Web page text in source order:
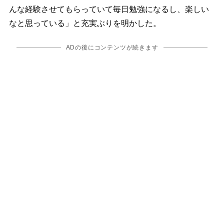
んな経験させてもらっていて毎日勉強になるし、楽しい
なと思っている」と充実ぶりを明かした。
ADの後にコンテンツが続きます